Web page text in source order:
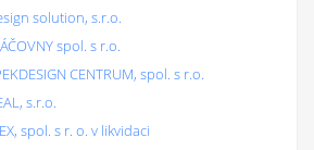
solution, s.r.o.
spol. s r.o.
CENTRUM, spol. s r.o.
s.r.o.
spol. s r. o. v likvidaci